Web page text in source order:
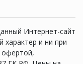
Интернет-сайт
и ни при
офертой,